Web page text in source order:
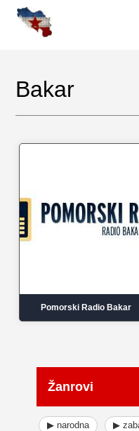
Bakar
Pomorski Radio Bakar
Žanrovi
▶ narodna ▶